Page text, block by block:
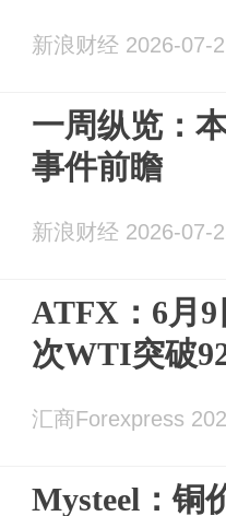
新浪财经 2026-07-
一周纵览：
事件前瞻
新浪财经 2026-07-
ATFX：6月
次WTI突破
汇商Forexpress
Mysteel：铜